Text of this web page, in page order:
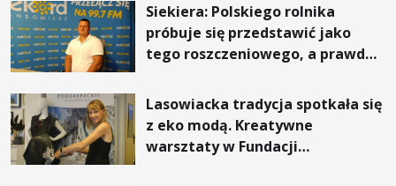
Siekiera: Polskiego rolnika
próbuje się przedstawić jako
tego roszczeniowego, a prawda
Lasowiacka tradycja spotkała się
z eko modą. Kreatywne
warsztaty w Fundacji